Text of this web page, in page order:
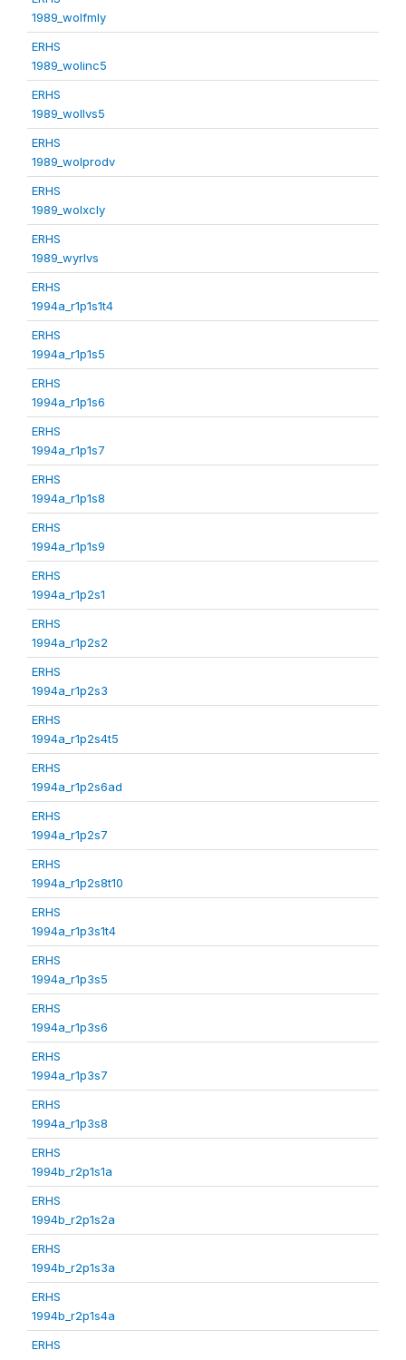
1989_wolfmly
ERHS
1989_wolinc5
ERHS
1989_wollvs5
ERHS
1989_wolprodv
ERHS
1989_wolxcly
ERHS
1989_wyrlvs
ERHS
1994a_r1p1s1t4
ERHS
1994a_r1p1s5
ERHS
1994a_r1p1s6
ERHS
1994a_r1p1s7
ERHS
1994a_r1p1s8
ERHS
1994a_r1p1s9
ERHS
1994a_r1p2s1
ERHS
1994a_r1p2s2
ERHS
1994a_r1p2s3
ERHS
1994a_r1p2s4t5
ERHS
1994a_r1p2s6ad
ERHS
1994a_r1p2s7
ERHS
1994a_r1p2s8t10
ERHS
1994a_r1p3s1t4
ERHS
1994a_r1p3s5
ERHS
1994a_r1p3s6
ERHS
1994a_r1p3s7
ERHS
1994a_r1p3s8
ERHS
1994b_r2p1s1a
ERHS
1994b_r2p1s2a
ERHS
1994b_r2p1s3a
ERHS
1994b_r2p1s4a
ERHS